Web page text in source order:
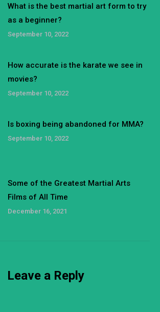
What is the best martial art form to try
as a beginner?
September 10, 2022
How accurate is the karate we see in
movies?
September 10, 2022
Is boxing being abandoned for MMA?
September 10, 2022
Some of the Greatest Martial Arts
Films of All Time
December 16, 2021
Leave a Reply